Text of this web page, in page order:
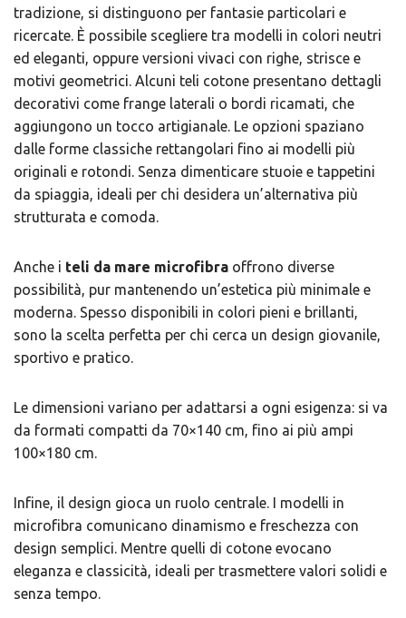
tradizione, si distinguono per fantasie particolari e
ricercate. È possibile scegliere tra modelli in colori neutri
ed eleganti, oppure versioni vivaci con righe, strisce e
motivi geometrici. Alcuni teli cotone presentano dettagli
decorativi come frange laterali o bordi ricamati, che
aggiungono un tocco artigianale. Le opzioni spaziano
dalle forme classiche rettangolari fino ai modelli più
originali e rotondi. Senza dimenticare stuoie e tappetini
da spiaggia, ideali per chi desidera un’alternativa più
strutturata e comoda.
Anche i ​ teli da mare microfibra offrono diverse
possibilità, pur mantenendo un’estetica più minimale e
moderna. Spesso disponibili in colori pieni e brillanti,
sono la scelta perfetta per chi cerca un design giovanile,
sportivo e pratico.
Le dimensioni variano per adattarsi a ogni esigenza: si va
da formati compatti da 70×140 cm, fino ai più ampi
100×180 cm.
Infine, il design gioca un ruolo centrale. I modelli in
microfibra comunicano dinamismo e freschezza con
design semplici. Mentre quelli di cotone evocano
eleganza e classicità, ideali per trasmettere valori solidi e
senza tempo.